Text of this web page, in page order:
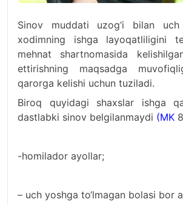
Sinov muddati uzog‘i bilan
xodimning ishga layoqatliligini
mehnat shartnomasida
ettirishning maqsadga
qarorga kelishi uchun tuziladi.
Biroq quyidagi shaxslar ishga
dastlabki sinov belgilanmaydi (MK
-homilador ayollar;
– uch yoshga to‘lmagan bolasi bor